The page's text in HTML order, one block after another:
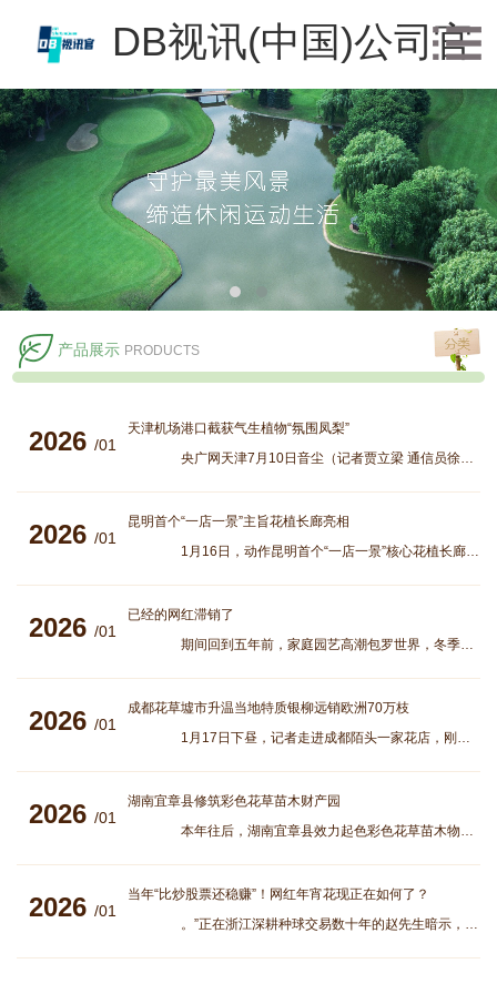
DB视讯(中国)公司官
方网站
产品展示 PRODUCTS
2026 /01
天津机场港口截获气生植物“氛围凤梨”
央广网天津7月10日音尘（记者贾立梁 通信员徐晓楠）日前，天津机场考验检疫局事务职员与海闭职员团结，正在对一架由新加坡入境邦际航班乘客带领物举办检查
2026 /01
昆明首个“一店一景”主旨花植长廊亮相
1月16日，动作昆明首个“一店一景”核心花植长廊的“花屿里”街区，正在南亚风情第壹城负一楼正式亮相。 从第壹Mall大门驾御两侧的扶梯下行
2026 /01
已经的网红滞销了
期间回到五年前，家庭园艺高潮包罗世界，冬季吐花、花型硕大秀丽且含义“必定红”的朱顶红，一夜之间成为网红年宵花。 彼时，经销商赵先生的进口量
2026 /01
成都花草墟市升温当地特质银柳远销欧洲70万枝
1月17日下昼，记者走进成都陌头一家花店，刚推开门就被满室的花色裹住——的浅绿顺着货架铺张开，东主正忙着给末了几束蜡梅打包。马年春节邻近，成都年宵花
2026 /01
湖南宜章县修筑彩色花草苗木财产园
本年往后，湖南宜章县效力起色彩色花草苗木物业。通过层层筛选，确定以宜章林上林农业起色有限公司为龙头，投资1.6亿元打制独具特质的彩色花草苗木物业园。
2026 /01
当年“比炒股票还稳赚”！网红年宵花现正在如何了？
。”正在浙江深耕种球交易数十年的赵先生暗示，“以前春节前就售罄，本年索性不做了。” “直播间标价三十四元本钱价基本卖不动，只可到咱们批发这